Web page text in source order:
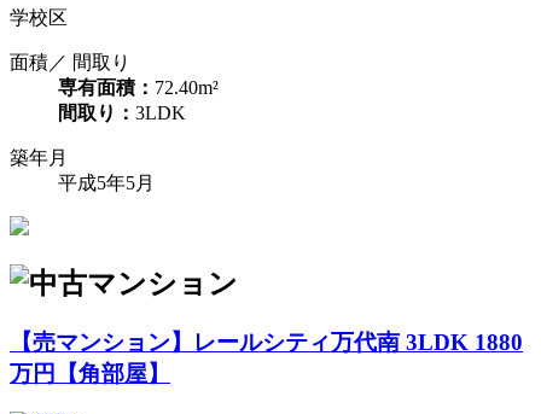
学校区
面積／ 間取り
専有面積： 72.40m²
間取り： 3LDK
築年月
平成5年5月
【売マンション】レールシティ万代南 3LDK 1880
万円【角部屋】